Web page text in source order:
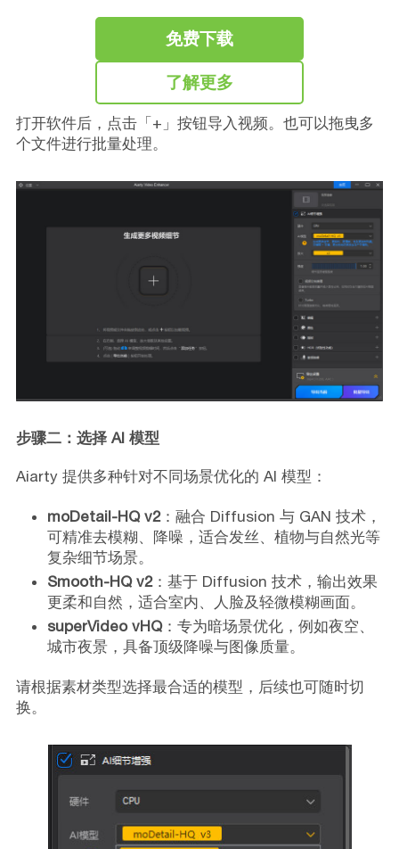
免费下载
了解更多
打开软件后，点击「+」按钮导入视频。也可以拖曳多
个文件进行批量处理。
步骤二：选择 AI 模型
Aiarty 提供多种针对不同场景优化的 AI 模型：
moDetail-HQ v2：融合 Diffusion 与 GAN 技术，
可精准去模糊、降噪，适合发丝、植物与自然光等
复杂细节场景。
Smooth-HQ v2：基于 Diffusion 技术，输出效果
更柔和自然，适合室内、人脸及轻微模糊画面。
superVideo vHQ：专为暗场景优化，例如夜空、
城市夜景，具备顶级降噪与图像质量。
请根据素材类型选择最合适的模型，后续也可随时切
换。